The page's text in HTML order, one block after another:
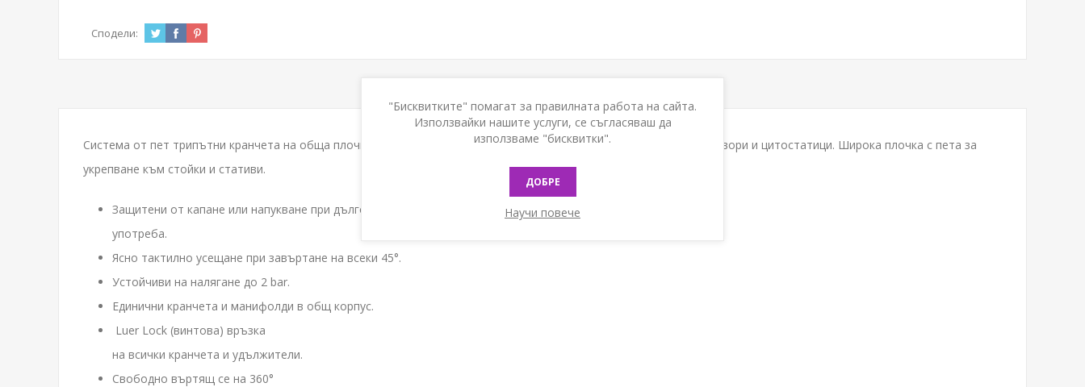
Сподели:
Система от пет трипътни кранчета на обща плочка устойчиви на налягане до 2 bar, резистентно на липидни разтвори и цитостатици. Широка плочка с пета за
укрепване към стойки и стативи.
Защитени от капане или напукване при дълготрайна
употреба.
Ясно тактилно усещане при завъртане на всеки 45°.
Устойчиви на налягане до 2 bar.
Единични кранчета и манифолди в общ корпус.
Luer Lock (винтова) връзка
на всички кранчета и удължители.
Свободно въртящ се на 360°
"Бисквитките" помагат за правилната работа на сайта.
Използвайки нашите услуги, се съгласяваш да
използваме "бисквитки".
ДОБРЕ
Научи повече